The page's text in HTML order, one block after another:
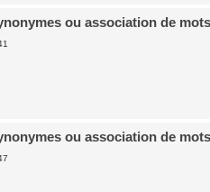
ou association de mots
ou association de mots